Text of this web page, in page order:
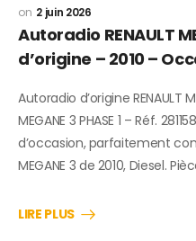
2 juin 2026
Autoradio RENAULT
d’origine – 2010 –
Autoradio d’origine RENAULT
MEGANE 3 PHASE 1 – Réf.
d’occasion, parfaitement
MEGANE 3 de 2010, Diesel.
LIRE PLUS